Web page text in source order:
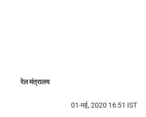
रेल मंत्रालय
01-मई, 2020 16:51 IST